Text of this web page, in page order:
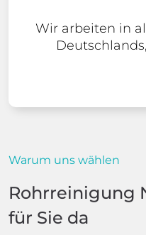
Wir arbeiten in
Warum uns wählen
Rohrreinigung
für Sie da